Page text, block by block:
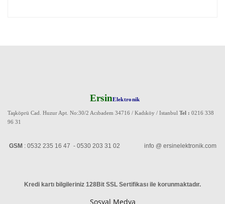
ErsinElektronik
Taşköprü Cad. Huzur Apt. No:30/2 Acıbadem 34716 / Kadıköy / Istanbul Tel : 0216 338
96 31
GSM : 0532 235 16 47 - 0530 203 31 02 info @ ersinelektronik.com
Kredi kartı bilgileriniz 128Bit SSL Sertifikası ile korunmaktadır.
Sosyal Medya